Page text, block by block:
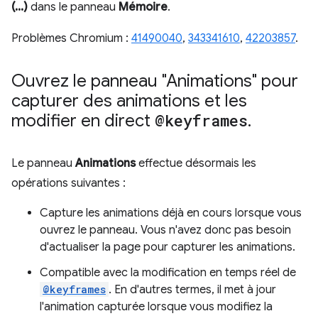
(...) dans le panneau Mémoire.
Problèmes Chromium : 41490040, 343341610, 42203857.
Ouvrez le panneau "Animations" pour
capturer des animations et les
modifier en direct @keyframes.
Le panneauAnimationseffectue désormais les
opérations suivantes :
Capture les animations déjà en cours lorsque vous
ouvrez le panneau. Vous n'avez donc pas besoin
d'actualiser la page pour capturer les animations.
Compatible avec la modification en temps réel de
@keyframes . En d'autres termes, il met à jour
l'animation capturée lorsque vous modifiez la